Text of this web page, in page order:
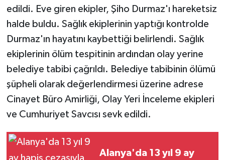
edildi. Eve giren ekipler, Şiho Durmaz'ı hareketsiz
halde buldu. Sağlık ekiplerinin yaptığı kontrolde
Durmaz'ın hayatını kaybettiği belirlendi. Sağlık
ekiplerinin ölüm tespitinin ardından olay yerine
belediye tabibi çağrıldı. Belediye tabibinin ölümü
şüpheli olarak değerlendirmesi üzerine adrese
Cinayet Büro Amirliği, Olay Yeri İnceleme ekipleri
ve Cumhuriyet Savcısı sevk edildi.
Alanya'da 13 yıl 9 ay